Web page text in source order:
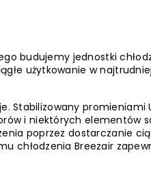
budujemy jednostki
użytkowanie w
Stabilizowany
i niektórych elementów
poprzez dostarczanie
chłodzenia Breezair